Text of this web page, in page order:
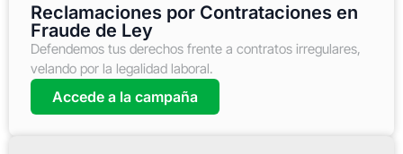
Reclamaciones por Contrataciones en
Fraude de Ley
Defendemos tus derechos frente a contratos irregulares,
velando por la legalidad laboral.
Accede a la campaña